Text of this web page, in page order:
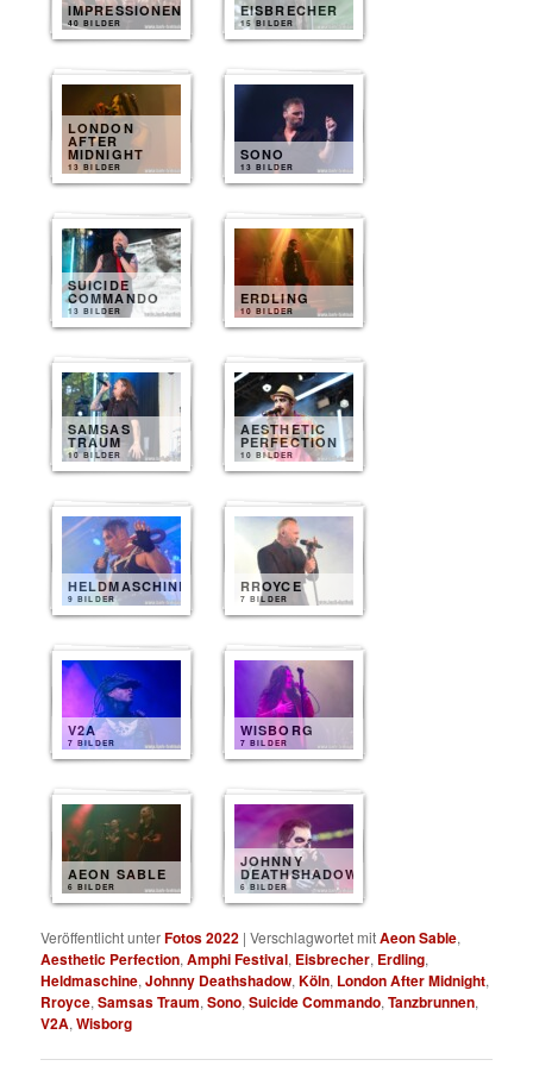
IMPRESSIONEN
40 BILDER
EISBRECHER
15 BILDER
LONDON
AFTER
MIDNIGHT
13 BILDER
SONO
13 BILDER
SUICIDE
COMMANDO
13 BILDER
ERDLING
10 BILDER
SAMSAS
TRAUM
10 BILDER
AESTHETIC
PERFECTION
10 BILDER
HELDMASCHINE
9 BILDER
RROYCE
7 BILDER
V2A
7 BILDER
WISBORG
7 BILDER
AEON SABLE
6 BILDER
JOHNNY
DEATHSHADOW
6 BILDER
Veröffentlicht unterFotos 2022 |Verschlagwortet mitAeon Sable,
Aesthetic Perfection,Amphi Festival, Eisbrecher, Erdling,
Heldmaschine,Johnny Deathshadow,Köln, London After Midnight,
Rroyce,Samsas Traum,Sono,Suicide Commando,Tanzbrunnen,
V2A,Wisborg